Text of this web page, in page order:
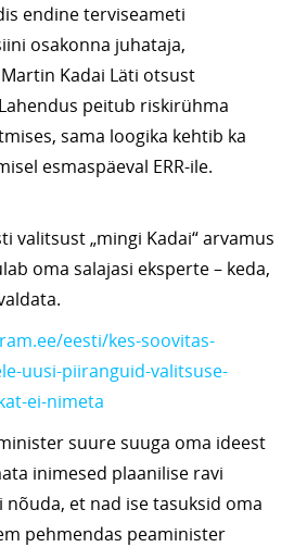
endine terviseameti
osakonna juhataja,
Kadai Läti otsust
peitub riskirühma
sama loogika kehtib ka
esmaspäeval ERR-ile.
valitsust „mingi Kadai“ arvamus
oma salajasi eksperte – keda,
eesti/kes-soovitas-
uusi-piiranguid-valitsuse-
ei-nimeta
suure suuga oma ideest
inimesed plaanilise ravi
et nad ise tasuksid oma
pehmendas peaminister